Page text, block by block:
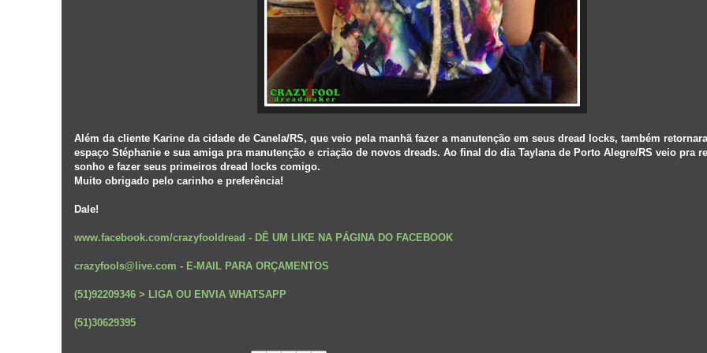
Além da cliente Karine da cidade de Canela/RS, que veio pela manhã fazer a manutenção em seus dread locks, também
espaço Stéphanie e sua amiga pra manutenção e criação de novos dreads. Ao final do dia Taylana de Porto Alegre/RS veio pra
sonho e fazer seus primeiros dread locks comigo.
Muito obrigado pelo carinho e preferência!
Dale!
www.facebook.com/crazyfooldread - DÊ UM LIKE NA PÁGINA DO FACEBOOK
crazyfools@live.com - E-MAIL PARA ORÇAMENTOS
(51)92209346 > LIGA OU ENVIA WHATSAPP
(51)30629395